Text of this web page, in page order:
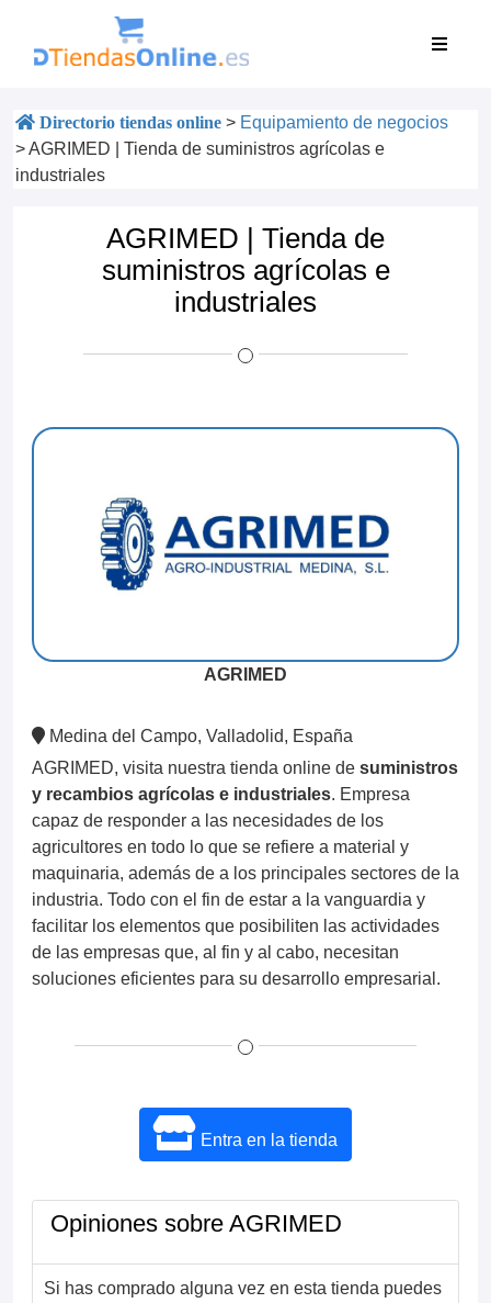
Directorio tiendas online > Equipamiento de negocios
>AGRIMED | Tienda de suministros agrícolas e
industriales
AGRIMED | Tienda de
suministros agrícolas e
industriales
AGRIMED
Medina del Campo, Valladolid, España
AGRIMED, visita nuestra tienda online de suministros
y recambios agrícolas e industriales. Empresa
capaz de responder a las necesidades de los
agricultores en todo lo que se refiere a material y
maquinaria, además de a los principales sectores de la
industria. Todo con el fin de estar a la vanguardia y
facilitar los elementos que posibiliten las actividades
de las empresas que, al fin y al cabo, necesitan
soluciones eficientes para su desarrollo empresarial.
Entra en la tienda
Opiniones sobre AGRIMED
Si has comprado alguna vez en esta tienda puedes